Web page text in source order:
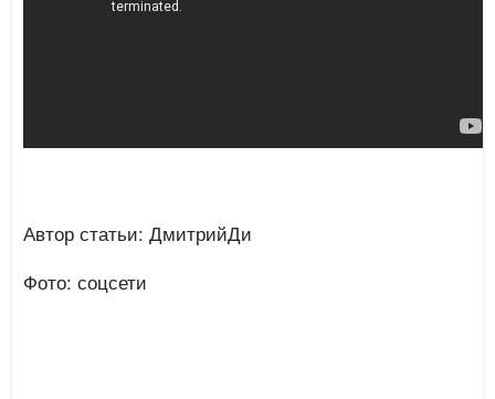
Автор статьи: ДмитрийДи
Фото: соцсети